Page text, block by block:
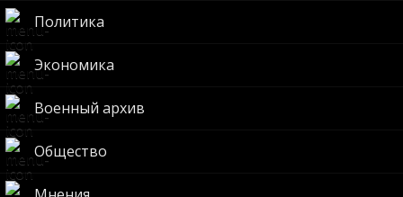
Политика
Экономика
Военный архив
Общество